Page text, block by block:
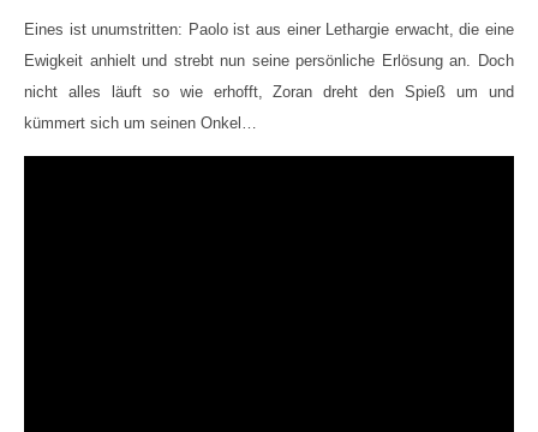
Eines ist unumstritten: Paolo ist aus einer Lethargie erwacht, die eine
Ewigkeit anhielt und strebt nun seine persönliche Erlösung an. Doch
nicht alles läuft so wie erhofft, Zoran dreht den Spieß um und
kümmert sich um seinen Onkel…